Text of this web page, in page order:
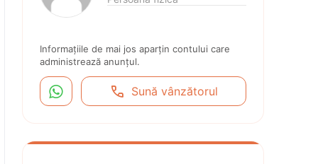
Informațiile de mai jos aparțin contului care
administrează anunțul.
  Sună vânzătorul